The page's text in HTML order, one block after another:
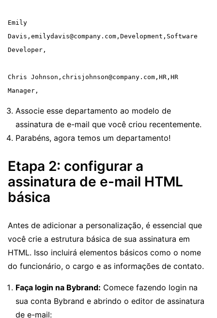
Emily
Davis,emilydavis@company.com,Development,Software
Developer,
Chris Johnson,chrisjohnson@company.com,HR,HR
Manager,
Associe esse departamento ao modelo de
assinatura de e-mail que você criou recentemente.
Parabéns, agora temos um departamento!
Etapa 2: configurar a
assinatura de e-mail HTML
básica
Antes de adicionar a personalização, é essencial que
você crie a estrutura básica de sua assinatura em
HTML. Isso incluirá elementos básicos como o nome
do funcionário, o cargo e as informações de contato.
Faça login na Bybrand: Comece fazendo login na
sua conta Bybrand e abrindo o editor de assinatura
de e-mail: